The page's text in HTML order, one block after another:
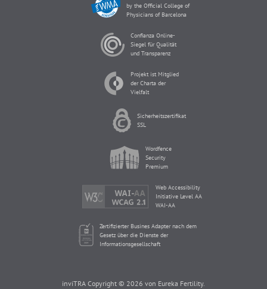
by the Official College of
Physicians of Barcelona
Confianza Online-
Siegel für Qualität
und Transparenz
Projekt ist Mitglied
der Charta der
Vielfalt
Sicherheitszertifikat
SSL
Wordfence
Security
Premium
Web Accessibility
Initiative Level AA
WAI-AA
Zertifizierter Busines Adapter nach dem
Gesetz über die Dienste der
Informationsgesellschaft
inviTRA Copyright © 2026 von Eureka Fertility.